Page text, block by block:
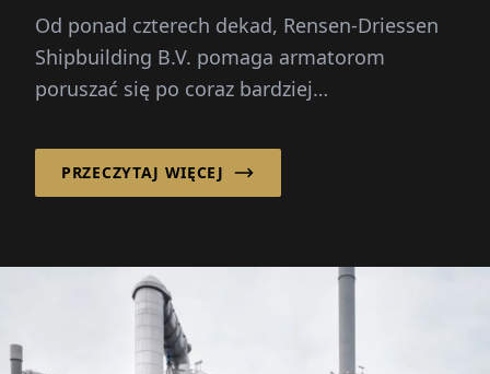
Od ponad czterech dekad, Rensen-Driessen
Shipbuilding B.V. pomaga armatorom
poruszać się po coraz bardziej
spersonalizowane projektowanie statków z
elastycznym, międzynarodowym modelem
PRZECZYTAJ WIĘCEJ